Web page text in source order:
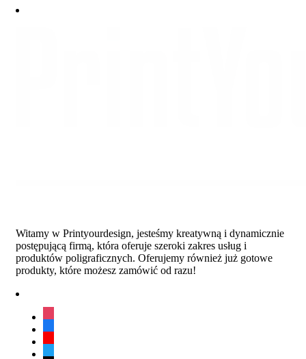
Witamy w Printyourdesign, jesteśmy kreatywną i dynamicznie
postępującą firmą, która oferuje szeroki zakres usług i
produktów poligraficznych. Oferujemy również już gotowe
produkty, które możesz zamówić od razu!